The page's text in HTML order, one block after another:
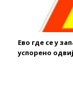
Ево где се у
успорено